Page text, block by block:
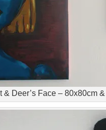
& Deer’s Face – 80x80cm